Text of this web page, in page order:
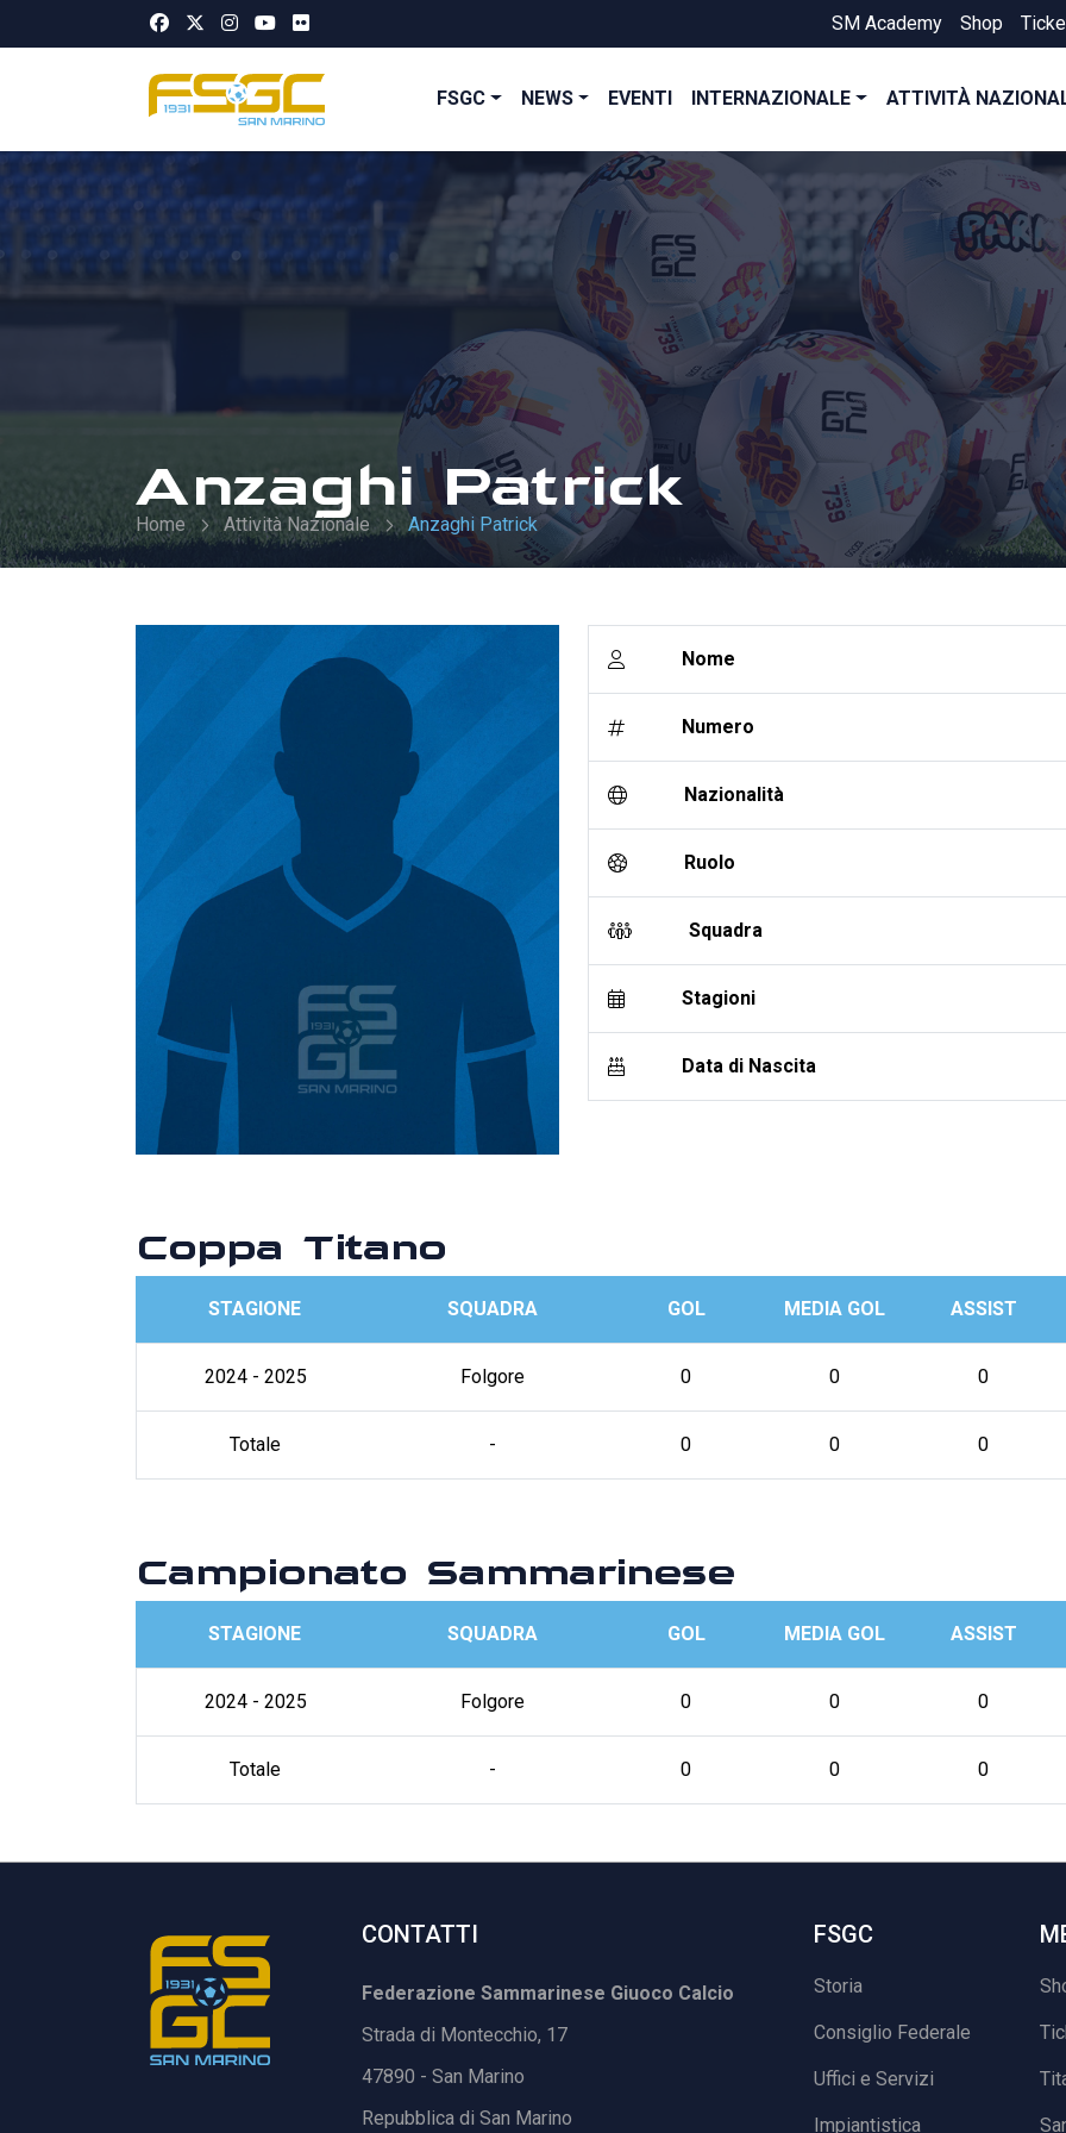
SM Academy Shop
FSGC NEWS EVENTI INTERNAZIONALE ATTIVITÀ
Anzaghi Patrick
Home Attività Nazionale Anzaghi Patrick
Nome
Numero
Nazionalità
Ruolo
Squadra
Stagioni
Data di Nascita
Coppa Titano
STAGIONE SQUADRA GOL MEDIA GOL ASSIST
2024 - 2025 Folgore 0 0 0
Totale - 0 0 0
Campionato Sammarinese
STAGIONE SQUADRA GOL MEDIA GOL ASSIST
2024 - 2025 Folgore 0 0 0
Totale - 0 0 0
CONTATTI
Federazione Sammarinese Giuoco Calcio
Strada di Montecchio, 17
47890 - San Marino
Repubblica di San Marino
FSGC
Storia
Consiglio Federale
Uffici e Servizi
Impiantistica